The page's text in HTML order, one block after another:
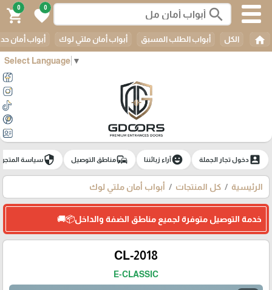
Select Language ▼
search
0
favorite
0
shopping_cart
home الكل أبواب الطلب المسبق أبواب أمان ملتي لوك أبواب أمان
account_boxدخول تجار الجملة emoji_emotionsآراء زبائننا commuteمناطق التوصيل securityسياسة المتجر
الرئيسية كل المنتجات أبواب أمان ملتي لوك
خدمة التوصيل متوفرة لجميع مناطق الضفة والداخل📦🚚
CL-2018
E-CLASSIC